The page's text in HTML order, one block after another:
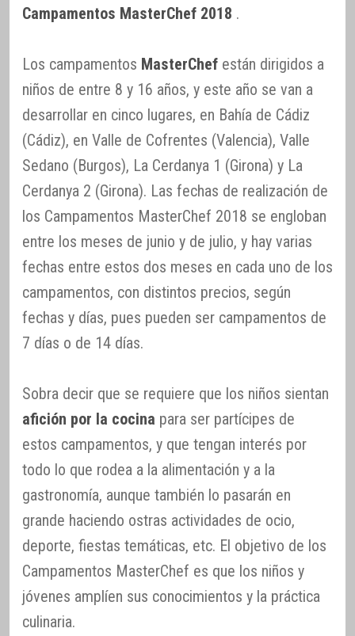
Campamentos MasterChef 2018 .
Los campamentos MasterChef están dirigidos a
niños de entre 8 y 16 años, y este año se van a
desarrollar en cinco lugares, en Bahía de Cádiz
(Cádiz), en Valle de Cofrentes (Valencia), Valle
Sedano (Burgos), La Cerdanya 1 (Girona) y La
Cerdanya 2 (Girona). Las fechas de realización de
los Campamentos MasterChef 2018 se engloban
entre los meses de junio y de julio, y hay varias
fechas entre estos dos meses en cada uno de los
campamentos, con distintos precios, según
fechas y días, pues pueden ser campamentos de
7 días o de 14 días.
Sobra decir que se requiere que los niños sientan
afición por la cocina para ser partícipes de
estos campamentos, y que tengan interés por
todo lo que rodea a la alimentación y a la
gastronomía, aunque también lo pasarán en
grande haciendo ostras actividades de ocio,
deporte, fiestas temáticas, etc. El objetivo de los
Campamentos MasterChef es que los niños y
jóvenes amplíen sus conocimientos y la práctica
culinaria.